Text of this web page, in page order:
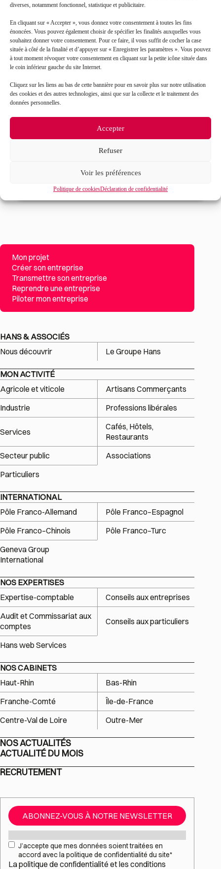
diverses, notamment fonctionnel, statistique et publicitaire.
En cliquant sur « Accepter », vous donnez votre consentement à toutes les fins
énoncées. Vous pouvez également choisir de spécifier les finalités auxquelles vous
souhaitez donner votre consentement. Pour ce faire, il vous suffit de cocher la case
située à côté de la finalité et d’appuyer sur « Enregistrer les paramètres ». Vous pouvez
à tout moment révoquer votre consentement en cliquant sur la petite icône située dans
le coin inférieur gauche du site Internet.
Cliquez sur les liens au bas de cette bannière pour en savoir plus sur notre utilisation
des cookies et des autres technologies, ainsi que sur la collecte et le traitement des
données personnelles.
Accepter
Refuser
Voir les préférences
Politique de cookiesDéclaration de confidentialité
RGPDJ’accepte que mes données soient traitées en accord
politique de confidentialité
Mon projet
Créer son entreprise
Transmettre son entreprise
Reprendre une entreprise
Piloter mon entreprise
HANS & ASSOCIÉS
Nous découvrir
Le Groupe Hans
MON ACTIVITÉ
Agricole et viticole
Artisans Commerçants
Industrie
Professions libérales
Services
Cafés, Hôtels,
Restaurants
Secteur public
Associations
Particuliers
INTERNATIONAL
Pôle Franco-Allemand
Pôle Franco–Espagnol
Pôle Franco–Chinois
Pôle Franco–Turc
Geneva Group
International
NOS EXPERTISES
Expertise-comptable
Conseils aux entreprises
Audit et Commissariat aux
comptes
Conseils aux particuliers
Hans web Services
NOS CABINETS
Haut-Rhin
Bas-Rhin
Franche-Comté
Île-de-France
Centre-Val de Loire
Outre-Mer
NOS ACTUALITÉS
ACTUALITÉ DU MOIS
RECRUTEMENT
ABONNEZ-VOUS À NOTRE NEWSLETTER
RGPD*
J’accepte que mes données soient traitées en
accord avec la politique de confidentialité du site*
Lapolitique de confidentialité et les conditions